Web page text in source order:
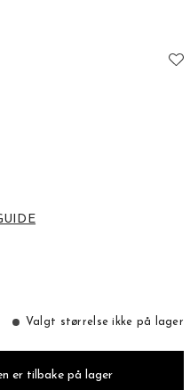
Valgt størrelse ikke på lager
er tilbake på lager